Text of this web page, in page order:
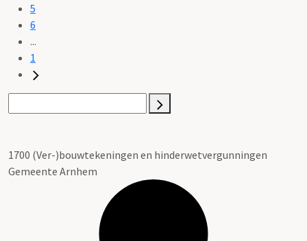
5
6
...
1
1700 (Ver-)bouwtekeningen en hinderwetvergunningen
Gemeente Arnhem